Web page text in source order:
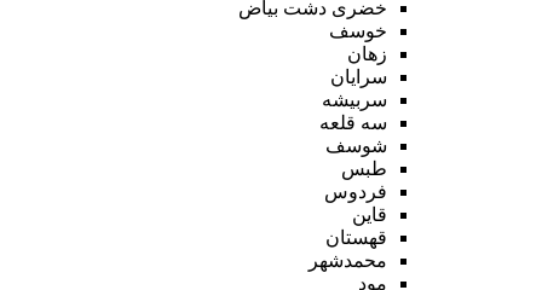
خضری دشت بیاض
خوسف
زهان
سرایان
سربیشه
سه قلعه
شوسف
طبس
فردوس
قاین
قهستان
محمدشهر
مود